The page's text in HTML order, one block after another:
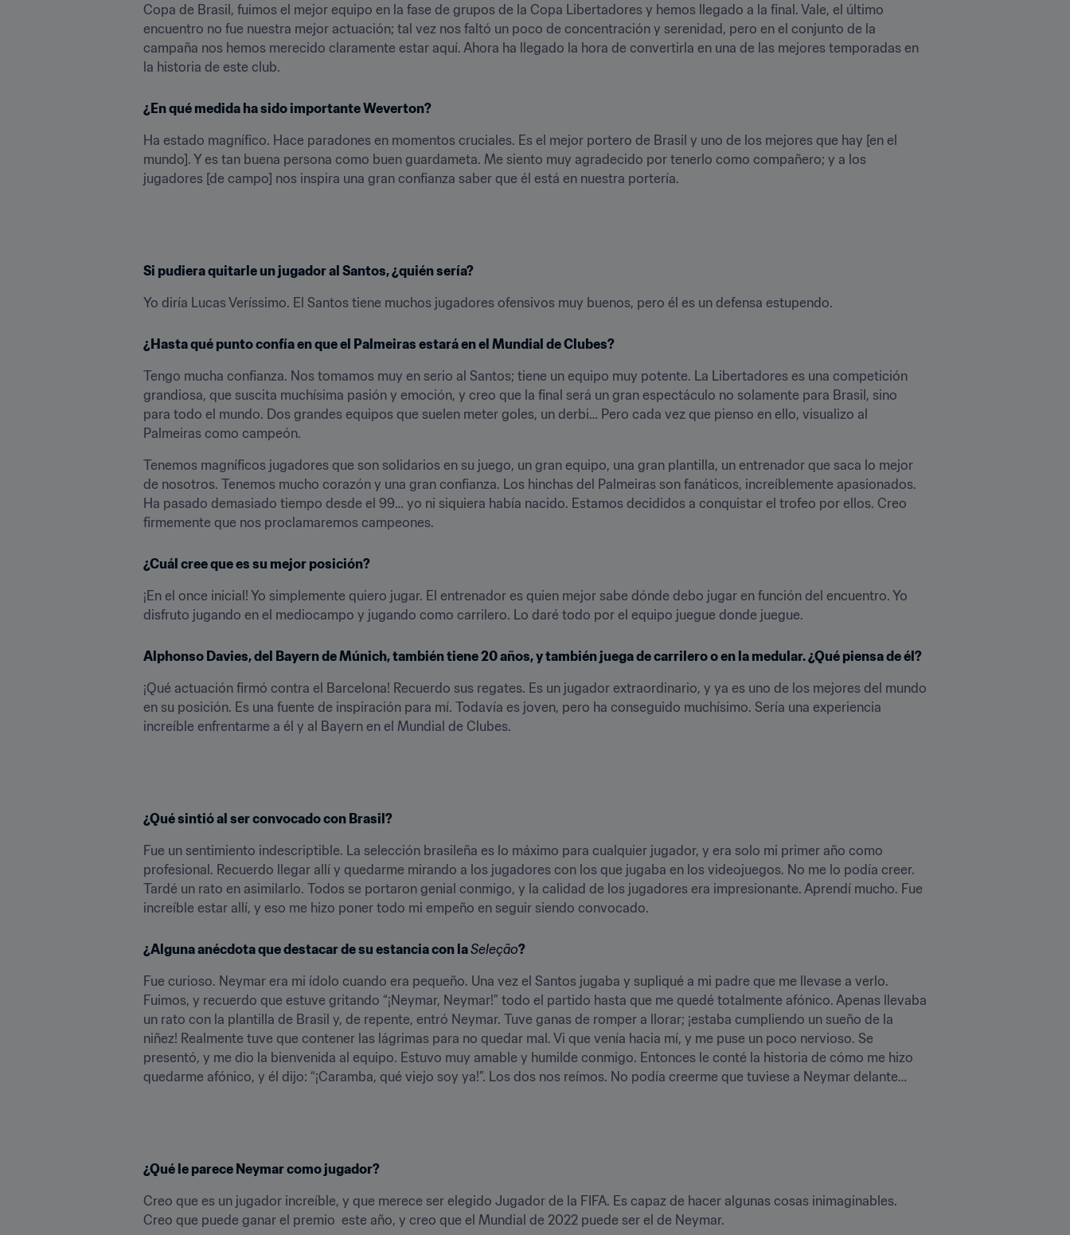
Copa de Brasil, fuimos el mejor equipo en la fase de grupos de la Copa Libertadores y hemos llegado a la final. Vale, el último
encuentro no fue nuestra mejor actuación; tal vez nos faltó un poco de concentración y serenidad, pero en el conjunto de la
campaña nos hemos merecido claramente estar aquí. Ahora ha llegado la hora de convertirla en una de las mejores temporadas en
la historia de este club.
¿En qué medida ha sido importante Weverton?
Ha estado magnífico. Hace paradones en momentos cruciales. Es el mejor portero de Brasil y uno de los mejores que hay [en el
mundo]. Y es tan buena persona como buen guardameta. Me siento muy agradecido por tenerlo como compañero; y a los
jugadores [de campo] nos inspira una gran confianza saber que él está en nuestra portería.
Si pudiera quitarle un jugador al Santos, ¿quién sería?
Yo diría Lucas Veríssimo. El Santos tiene muchos jugadores ofensivos muy buenos, pero él es un defensa estupendo.
¿Hasta qué punto confía en que el Palmeiras estará en el Mundial de Clubes?
Tengo mucha confianza. Nos tomamos muy en serio al Santos; tiene un equipo muy potente. La Libertadores es una competición
grandiosa, que suscita muchísima pasión y emoción, y creo que la final será un gran espectáculo no solamente para Brasil, sino
para todo el mundo. Dos grandes equipos que suelen meter goles, un derbi… Pero cada vez que pienso en ello, visualizo al
Palmeiras como campeón.
Tenemos magníficos jugadores que son solidarios en su juego, un gran equipo, una gran plantilla, un entrenador que saca lo mejor
de nosotros. Tenemos mucho corazón y una gran confianza. Los hinchas del Palmeiras son fanáticos, increíblemente apasionados.
Ha pasado demasiado tiempo desde el 99… yo ni siquiera había nacido. Estamos decididos a conquistar el trofeo por ellos. Creo
firmemente que nos proclamaremos campeones.
¿Cuál cree que es su mejor posición?
¡En el once inicial! Yo simplemente quiero jugar. El entrenador es quien mejor sabe dónde debo jugar en función del encuentro. Yo
disfruto jugando en el mediocampo y jugando como carrilero. Lo daré todo por el equipo juegue donde juegue.
Alphonso Davies, del Bayern de Múnich, también tiene 20 años, y también juega de carrilero o en la medular. ¿Qué piensa de él?
¡Qué actuación firmó contra el Barcelona! Recuerdo sus regates. Es un jugador extraordinario, y ya es uno de los mejores del mundo
en su posición. Es una fuente de inspiración para mí. Todavía es joven, pero ha conseguido muchísimo. Sería una experiencia
increíble enfrentarme a él y al Bayern en el Mundial de Clubes.
¿Qué sintió al ser convocado con Brasil?
Fue un sentimiento indescriptible. La selección brasileña es lo máximo para cualquier jugador, y era solo mi primer año como
profesional. Recuerdo llegar allí y quedarme mirando a los jugadores con los que jugaba en los videojuegos. No me lo podía creer.
Tardé un rato en asimilarlo. Todos se portaron genial conmigo, y la calidad de los jugadores era impresionante. Aprendí mucho. Fue
increíble estar allí, y eso me hizo poner todo mi empeño en seguir siendo convocado.
¿Alguna anécdota que destacar de su estancia con la Seleção?
Fue curioso. Neymar era mi ídolo cuando era pequeño. Una vez el Santos jugaba y supliqué a mi padre que me llevase a verlo.
Fuimos, y recuerdo que estuve gritando “¡Neymar, Neymar!” todo el partido hasta que me quedé totalmente afónico. Apenas llevaba
un rato con la plantilla de Brasil y, de repente, entró Neymar. Tuve ganas de romper a llorar; ¡estaba cumpliendo un sueño de la
niñez! Realmente tuve que contener las lágrimas para no quedar mal. Vi que venía hacia mí, y me puse un poco nervioso. Se
presentó, y me dio la bienvenida al equipo. Estuvo muy amable y humilde conmigo. Entonces le conté la historia de cómo me hizo
quedarme afónico, y él dijo: “¡Caramba, qué viejo soy ya!”. Los dos nos reímos. No podía creerme que tuviese a Neymar delante…
¿Qué le parece Neymar como jugador?
Creo que es un jugador increíble, y que merece ser elegido Jugador de la FIFA. Es capaz de hacer algunas cosas inimaginables.
Creo que puede ganar el premio  este año, y creo que el Mundial de 2022 puede ser el de Neymar.